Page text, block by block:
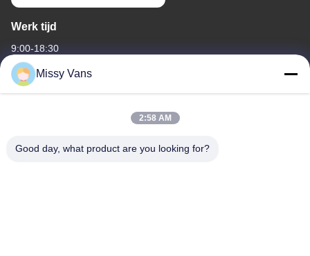
Werk tijd
9:00-18:30
Ons adres
No 8028, Jincheng Industrial Center, South Lixin Rd, Fuyong
Missy Vans
2:58 AM
Good day, what product are you looking for?